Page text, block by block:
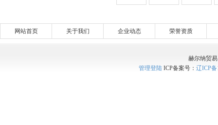
网站首页 关于我们 企业动态 荣誉资质
赫尔纳贸
管理登陆ICP备案号： 辽ICP备